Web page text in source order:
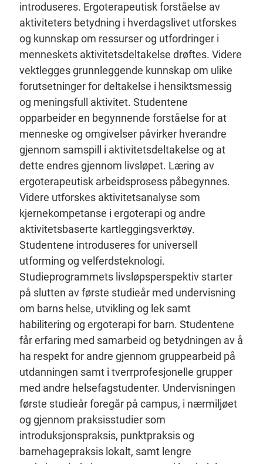
introduseres. Ergoterapeutisk forståelse av
aktiviteters betydning i hverdagslivet utforskes
og kunnskap om ressurser og utfordringer i
menneskets aktivitetsdeltakelse drøftes. Videre
vektlegges grunnleggende kunnskap om ulike
forutsetninger for deltakelse i hensiktsmessig
og meningsfull aktivitet. Studentene
opparbeider en begynnende forståelse for at
menneske og omgivelser påvirker hverandre
gjennom samspill i aktivitetsdeltakelse og at
dette endres gjennom livsløpet. Læring av
ergoterapeutisk arbeidsprosess påbegynnes.
Videre utforskes aktivitetsanalyse som
kjernekompetanse i ergoterapi og andre
aktivitetsbaserte kartleggingsverktøy.
Studentene introduseres for universell
utforming og velferdsteknologi.
Studieprogrammets livsløpsperspektiv starter
på slutten av første studieår med undervisning
om barns helse, utvikling og lek samt
habilitering og ergoterapi for barn. Studentene
får erfaring med samarbeid og betydningen av å
ha respekt for andre gjennom gruppearbeid på
utdanningen samt i tverrprofesjonelle grupper
med andre helsefagstudenter. Undervisningen
første studieår foregår på campus, i nærmiljøet
og gjennom praksisstudier som
introduksjonspraksis, punktpraksis og
barnehagepraksis lokalt, samt lengre